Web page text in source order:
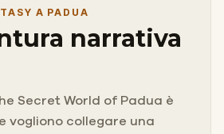
A PADUA
narrativa
Secret World of Padua è
vogliono collegare una